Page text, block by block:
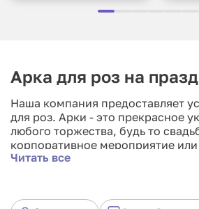
Арка для роз на
Наша компания предоставляет
для роз. Арки - это прекрасное
любого торжества, будь то
корпоративное мероприятие
вечеринка. Арки создают
формы и размеров, которые
Читать все